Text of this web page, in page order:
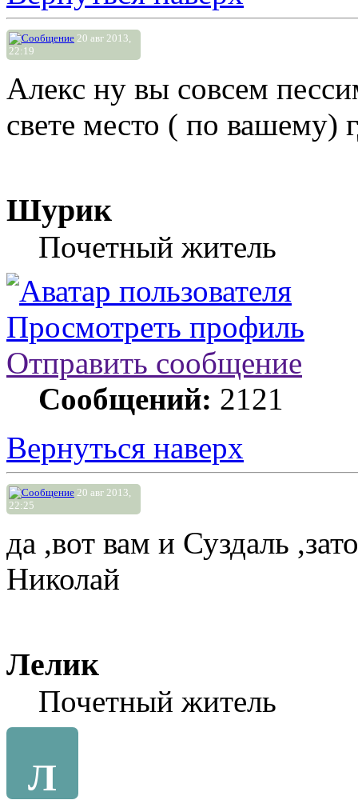
20 авг 2013,
22:19
Алекс ну вы совсем
свете место ( по вашему)
Шурик
Почетный житель
Просмотреть профиль
Отправить сообщение
Сообщений: 2121
Вернуться наверх
20 авг 2013,
22:25
да ,вот вам и Суздаль
Николай
Лелик
Почетный житель
Л